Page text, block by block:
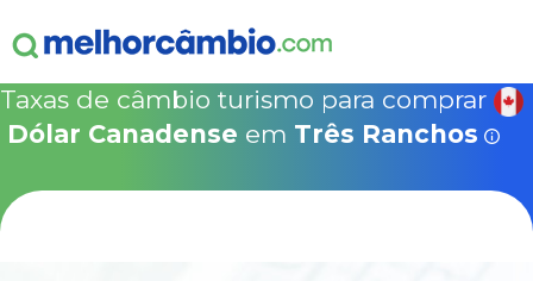
15% Seguro Viagem 15% Proteção de Bagagem
NOVA COTAÇÃO
Taxas de câmbio turismo para comprar
Dólar Canadense em Três Ranchos